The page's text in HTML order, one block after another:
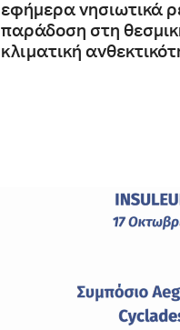
εφήµερα νησιωτικά
παράδοση στη
κλιματική